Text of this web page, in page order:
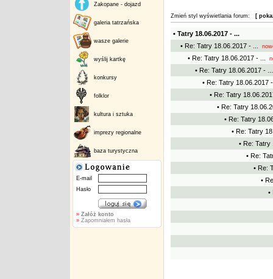
Zakopane - dojazd
galeria tatrzańska
wasze galerie
wyślij kartkę
konkursy
folklor
kultura i sztuka
imprezy regionalne
baza turystyczna
E-mail
Hasło
» Załóż konto
»Zapomniałem hasła
Zmień styl wyświetlania forum: [
• Tatry 18.06.2017 - ...
• Re: Tatry 18.06.2017 - ...
• Re: Tatry 18.06.2017 - ...
• Re: Tatry 18.06.2017 - ...
• Re: Tatry 18.06.2017
• Re: Tatry
• Re: Tatry
• Re: Tatry
• Re: Tatry
• Re: Tatry
• Re:
• Re:
•
•